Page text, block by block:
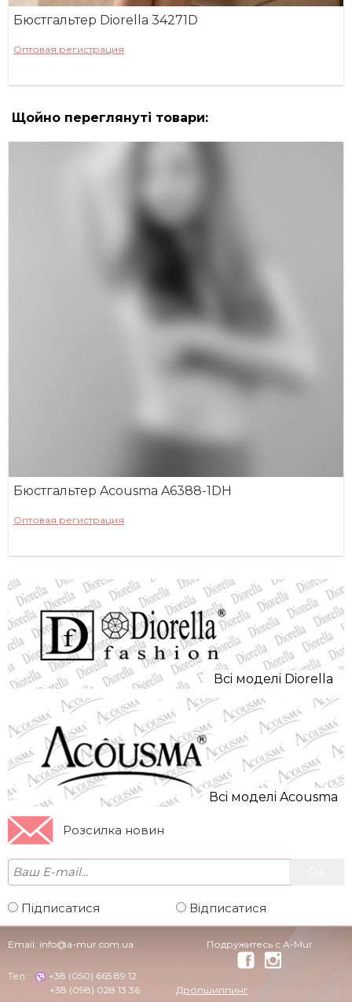
Бюстгальтер Diorella 34271D
Оптовая регистрация
Щойно переглянуті товари:
Бюстгальтер Acousma A6388-1DH
Оптовая регистрация
Всi моделi Diorella
Всi моделi Acousma
Розсилка новин
Підписатися Відписатися
Email: info@a-mur.com.ua
Тел.:
+38 (050) 665 89 12
+38 (098) 028 13 36
Подружитесь с A-Mur
Дропшиппинг